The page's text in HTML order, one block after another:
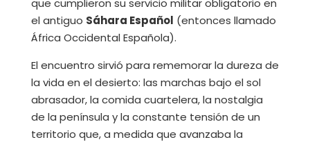
que cumplieron su servicio militar obligatorio en
el antiguo Sáhara Español (entonces llamado
África Occidental Española).
El encuentro sirvió para rememorar la dureza de
la vida en el desierto: las marchas bajo el sol
abrasador, la comida cuartelera, la nostalgia
de la península y la constante tensión de un
territorio que, a medida que avanzaba la